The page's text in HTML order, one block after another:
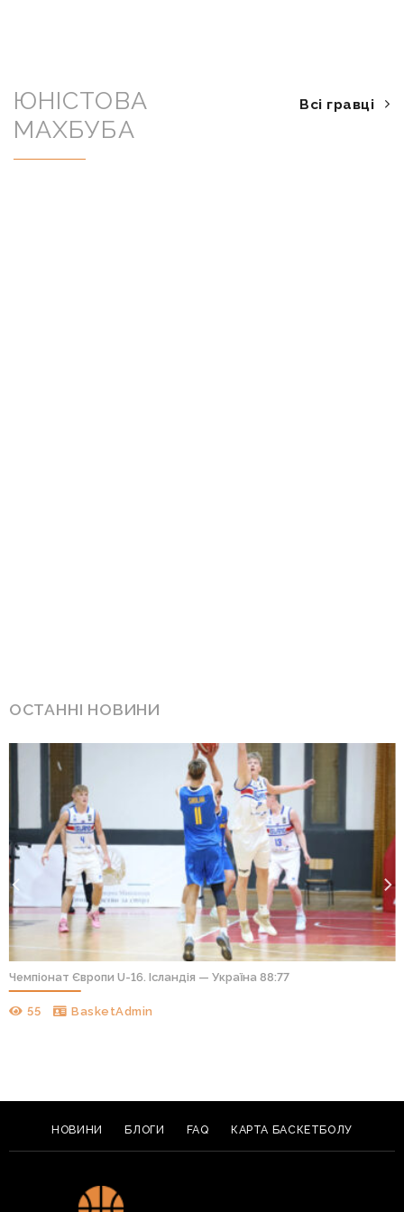
ЮНІСТОВА
МАХБУБА
Всі гравці
ОСТАННІ НОВИНИ
Чемпіонат Європи U-16. Ісландія — Україна 88:77
55 BasketAdmin
НОВИНИ БЛОГИ FAQ КАРТА БАСКЕТБОЛУ